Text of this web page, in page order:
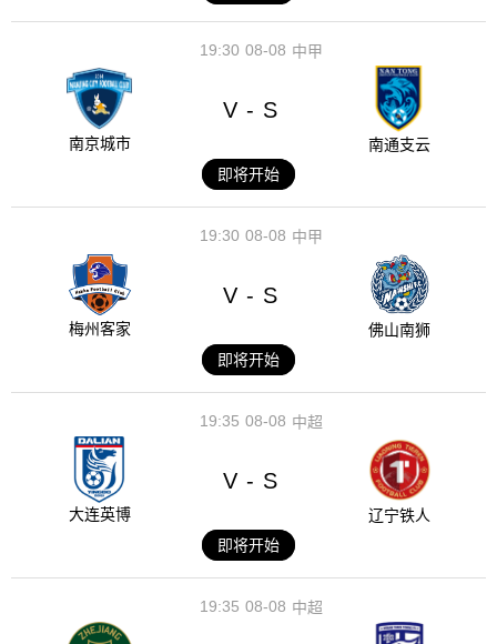
08-08
19:30 中甲
南京城市
V - S
南通支云
即将开始
08-08
19:30 中甲
梅州客家
V - S
佛山南狮
即将开始
08-08
19:35 中超
大连英博
V - S
辽宁铁人
即将开始
08-08
19:35 中超